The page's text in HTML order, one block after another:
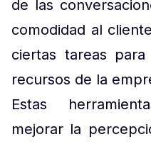
de las
comodidad al
ciertas tareas
recursos de la
Estas
mejorar la